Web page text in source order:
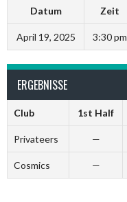
Datum Zeit
April 19, 2025 3:30 pm
ERGEBNISSE
Club 1st Half
Privateers —
Cosmics —